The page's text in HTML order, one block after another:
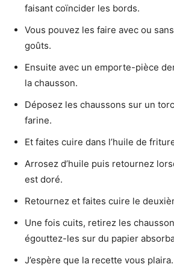
faisant coïncider les bords.
Vous pouvez les faire avec ou
goûts.
Ensuite avec un emporte-pièce
la chausson.
Déposez les chaussons sur un
farine.
Et faites cuire dans l’huile de
Arrosez d’huile puis retournez
est doré.
Retournez et faites cuire le
Une fois cuits, retirez les
égouttez-les sur du papier
J’espère que la recette vous plaira.